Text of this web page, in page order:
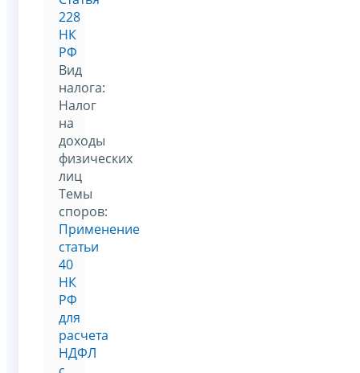
228
НК
РФ
Вид
налога:
Налог
на
доходы
физических
лиц
Темы
споров:
Применение
статьи
40
НК
РФ
для
расчета
НДФЛ